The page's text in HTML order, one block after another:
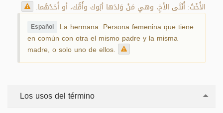
الأُخْتُ: أُنْثَى الأَخِ، وهي مَنْ وَلدَها أبُوك وأُمُّك، أو أَحَدُهُما.
Español La hermana. Persona femenina que tiene
en común con otra el mismo padre y la misma
madre, o solo uno de ellos.
Los usos del término